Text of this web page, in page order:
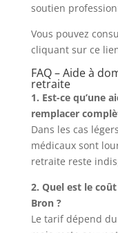
soutien
Vous pouvez
cliquant sur ce
FAQ – Aide à
retraite
1. Est-ce qu’une
remplacer
Dans les cas
médicaux sont
retraite reste
2. Quel est le
Bron ?
Le tarif dépend